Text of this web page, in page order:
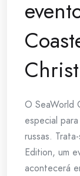
O SeaWorld
especial
russas.
Edition, um
acontecerá